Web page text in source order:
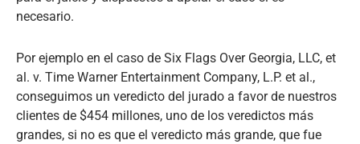
necesario.
Por ejemplo en el caso de Six Flags Over Georgia, LLC, et
al. v. Time Warner Entertainment Company, L.P. et al.,
conseguimos un veredicto del jurado a favor de nuestros
clientes de $454 millones, uno de los veredictos más
grandes, si no es que el veredicto más grande, que fue